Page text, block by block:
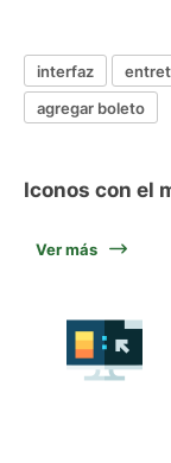
interfaz
agregar boleto
Iconos con el
Ver más